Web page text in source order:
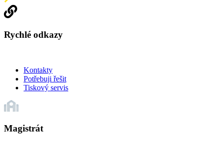
Rychlé odkazy
Kontakty
Potřebuji řešit
Tiskový servis
Magistrát